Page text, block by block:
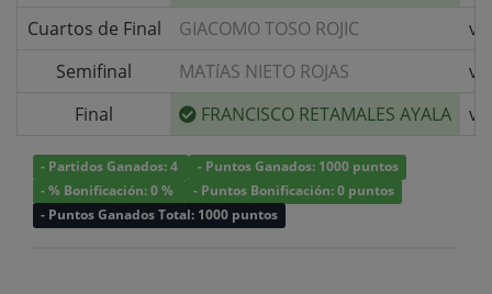
Cuartos de Final
GIACOMO TOSO ROJIC
v/s
Semifinal
MATíAS NIETO ROJAS
v/s
Final
FRANCISCO RETAMALES AYALA v/s
- Partidos Ganados: 4
- Puntos Ganados: 1000 puntos
- % Bonificación: 0 %
- Puntos Bonificación: 0 puntos
- Puntos Ganados Total: 1000 puntos